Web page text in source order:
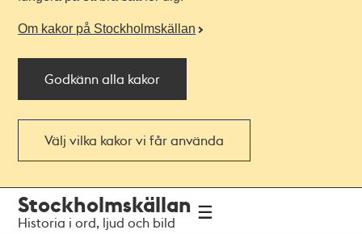
Om kakor på Stockholmskällan
Godkänn alla kakor
Välj vilka kakor vi får använda
navigationen
huvudinnehållet
Stockholmskällan
Historia i ord, ljud och bild